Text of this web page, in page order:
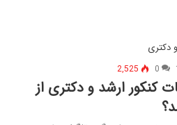
0
2,525
کنکور ارشد و دکتری از